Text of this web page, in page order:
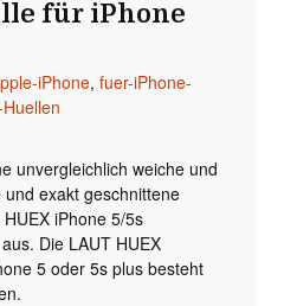
für iPhone
iPhone, fuer-iPhone-
unvergleichlich weiche und
exakt geschnittene
iPhone 5/5s
Die LAUT HUEX
5 oder 5s plus besteht